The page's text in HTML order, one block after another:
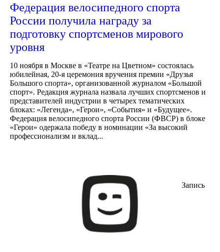
Федерация велосипедного спорта
России получила награду за
подготовку спортсменов мирового
уровня
10 ноября в Москве в «Театре на Цветном» состоялась
юбилейная, 20-я церемония вручения премии «Друзья
Большого спорта», организованной журналом «Большой
спорт». Редакция журнала назвала лучших спортсменов и
представителей индустрии в четырех тематических
блоках: «Легенда», «Герои», «События» и «Будущее».
Федерация велосипедного спорта России (ФВСР) в блоке
«Герои» одержала победу в номинации «За высокий
профессионализм и вклад...
Запись